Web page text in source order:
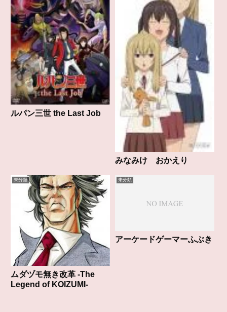
ルパン三世 the Last Job
みなみけ おかえり
未分類
ムダヅモ無き改革 -The
Legend of KOIZUMI-
未分類
アーケードゲーマーふぶき